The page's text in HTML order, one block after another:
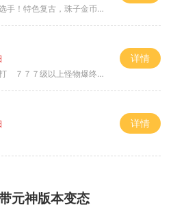
！特色复古，珠子金币释放珠子
７７级以上怪物爆终极 ＞
详情
详情
元神版本变态